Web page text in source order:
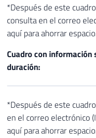
*Después de este
consulta en el correo
aquí para ahorrar
Cuadro con
duración:
*Después de este
en el correo electrónico
aquí para ahorrar